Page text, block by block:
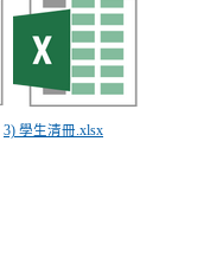
3) 學生清冊.xlsx